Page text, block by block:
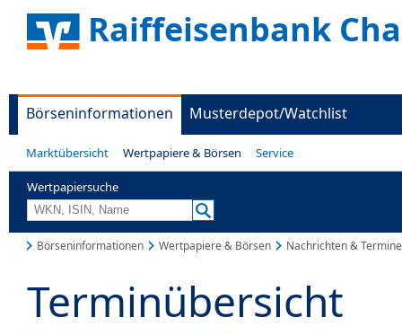
Raiffeisenbank
Börseninformationen Musterdepot/Watchlist
Marktübersicht Wertpapiere & Börsen Service
Wertpapiersuche
Börseninformationen Wertpapiere & Börsen Nachrichten & Termine
Terminübersicht